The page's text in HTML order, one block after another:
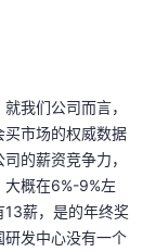
我们公司而言，
市场的权威数据
的薪资竞争力，
概在6%-9%左
13薪，是的年终奖
发中心没有一个